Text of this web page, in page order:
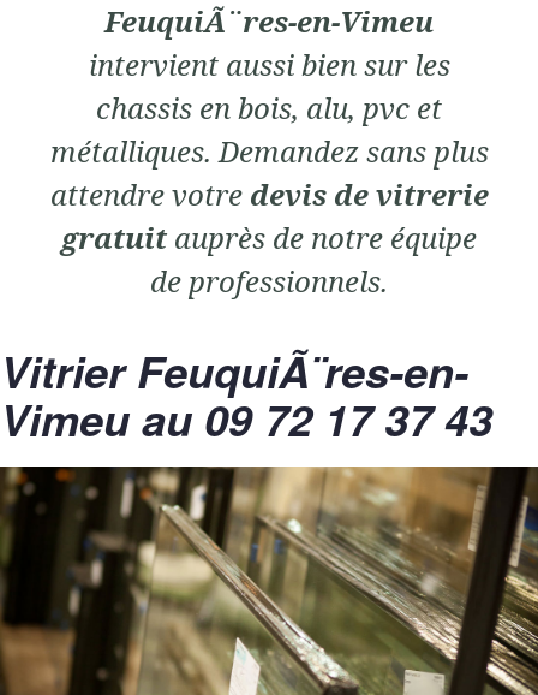
FeuquiÃ¨res-en-Vimeu
intervient aussi bien sur les
chassis en bois, alu, pvc et
métalliques. Demandez sans plus
attendre votre devis de vitrerie
gratuit auprès de notre équipe
de professionnels.
Vitrier FeuquiÃ¨res-en-
Vimeu au 09 72 17 37 43